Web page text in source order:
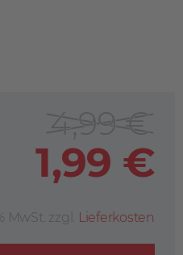
1,99 €
4,99 €
MwSt. zzgl. Lieferkosten